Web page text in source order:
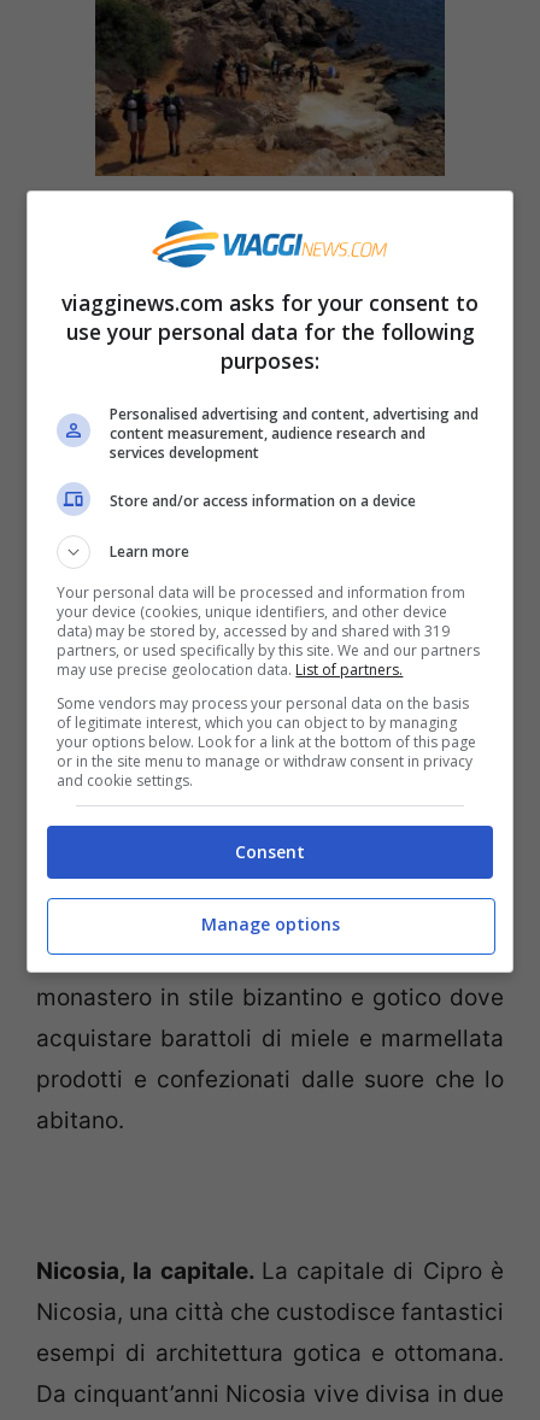
da GettyImages
Cipro Sud.Sicuramente da non perdere
nella parte meridionale dell’isolaLarnaka
una cittadina situata a sud dell’omonima
visitare laMoschea di Hala Sultan Tekkesi
periodo estivo questo lago si trasforma in
una vera e propria distesa di sale, mentre
dal mese di ottobre torna a essere un
bacino d’acqua sulle cui sponde ammirare
tantissime specie di uccelli migratori.
Nei pressi di Larnaka c’è poiChoirokoita
con il suo parco archeologico, dichiarato
dall’UNESCO patrimonio culturale. E
ancora: il villaggio diLefkara, noto per la
produzione di merletti e oggetti in argento,
e ilConvento di Agios Minas, un
monastero in stile bizantino e gotico dove
acquistare barattoli di miele e marmellata
prodotti e confezionati dalle suore che lo
abitano.
Nicosia, la capitale. La capitale di Cipro è
Nicosia, una città che custodisce fantastici
esempi di architettura gotica e ottomana.
Da cinquant’anni Nicosia vive divisa in due
viagginews.com asks for your consent to
use your personal data for the following
purposes:
Personalised advertising and content, advertising and
content measurement, audience research and
services development
Store and/or access information on a device
Learn more
Your personal data will be processed and information from
your device (cookies, unique identifiers, and other device
data) may be stored by, accessed by and shared with 319
partners, or used specifically by this site. We and our partners
may use precise geolocation data. List of partners.
Some vendors may process your personal data on the basis
of legitimate interest, which you can object to by managing
your options below. Look for a link at the bottom of this page
or in the site menu to manage or withdraw consent in privacy
and cookie settings.
Consent
Manage options